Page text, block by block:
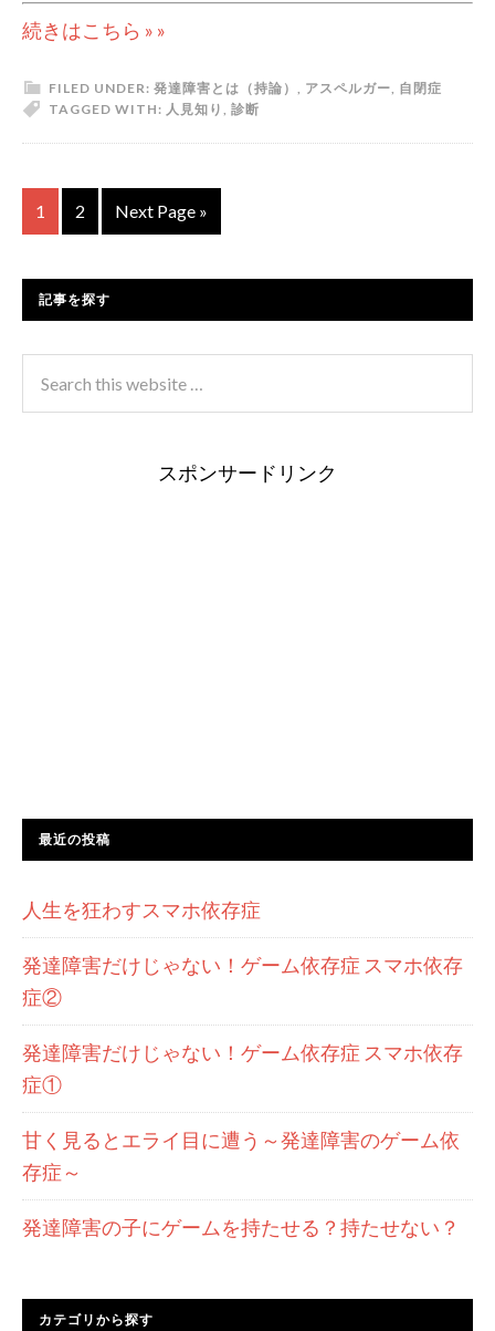
続きはこちら » »
FILED UNDER: 発達障害とは（持論） , アスペルガー, 自閉症
TAGGED WITH: 人見知り , 診断
1 2 Next Page »
記事を探す
スポンサードリンク
最近の投稿
人生を狂わすスマホ依存症
発達障害だけじゃない！ゲーム依存症 スマホ依存
症②
発達障害だけじゃない！ゲーム依存症 スマホ依存
症①
甘く見るとエライ目に遭う～発達障害のゲーム依
存症～
発達障害の子にゲームを持たせる？持たせない？
カテゴリから探す